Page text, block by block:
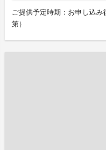
ご提供予定時期：お申し込
第）